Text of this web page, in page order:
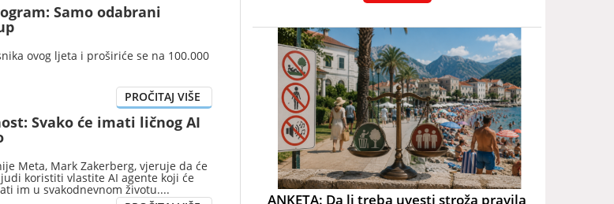
Samo odabrani
ovog ljeta i proširiće se na 100.000
Svako će imati ličnog AI
Meta, Mark Zakerberg, vjeruje da će
koristiti vlastite AI agente koji će
im u svakodnevnom životu.
ANKETA: Da li treba uvesti stroža pravila